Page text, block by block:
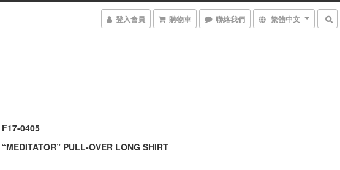
登入會員 購物車 聯絡我們 繁體中文
F17-0405
“MEDITATOR” PULL-OVER LONG SHIRT